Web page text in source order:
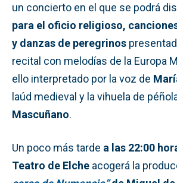
un concierto en el que se podrá
para el oficio religioso,
y danzas de peregrinos
recital con melodías de la Europa
ello interpretado por la voz de
laúd medieval y la vihuela de
Mascuñano.
Un poco más tarde a las 22:00
Teatro de Elche acogerá la